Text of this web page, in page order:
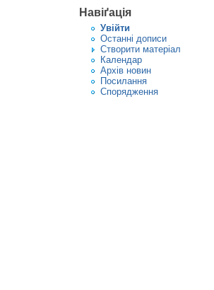
е
н
ю
Навіґація
Увiйти
Останні дописи
Створити матерiал
Календар
Архів новин
Посилання
Спорядження